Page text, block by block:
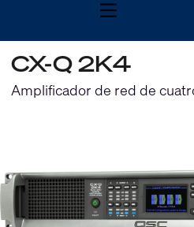
MENU
QSYS.com (English)
India (English)
Deutsch
Español
CX-Q 2K4
Amplificador de red de